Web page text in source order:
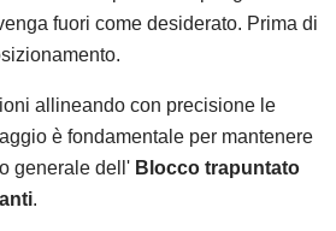
fuori come desiderato. Prima di
allineando con precisione le
è fondamentale per mantenere
generale dell' Blocco trapuntato
.